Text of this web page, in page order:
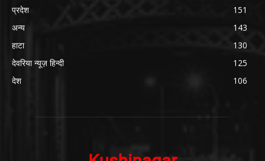
प्रदेश
151
अन्य
143
हाटा
130
देवरिया न्यूज़ हिन्दी
125
देश
106